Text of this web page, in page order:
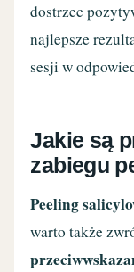
dostrzec
najlepsze
sesji w
Jakie są
zabiegu
Peeling
warto także